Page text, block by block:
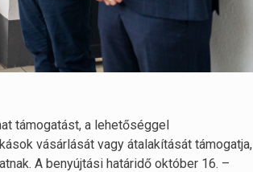
támogatást, a lehetőséggel
vásárlását vagy átalakítását támogatja,
A benyújtási határidő október 16. –